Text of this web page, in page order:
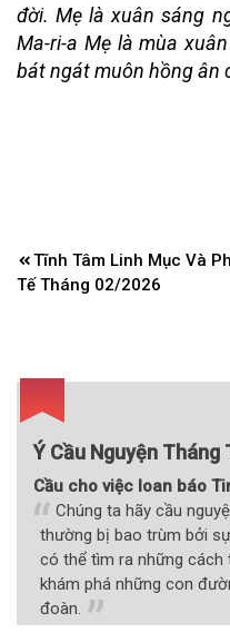
đời. Mẹ là xuân sáng
Ma-ri-a Mẹ là mùa
bát ngát muôn hồng ân
Điều
hướng
Tĩnh Tâm Linh Mục Và
Tế Tháng 02/2026
Ý Cầu Nguyện Tháng
Cầu cho việc loan báo
Chúng ta hãy cầu
thường bị bao trùm bởi
có thể tìm ra những cách
khám phá những con
đoàn.